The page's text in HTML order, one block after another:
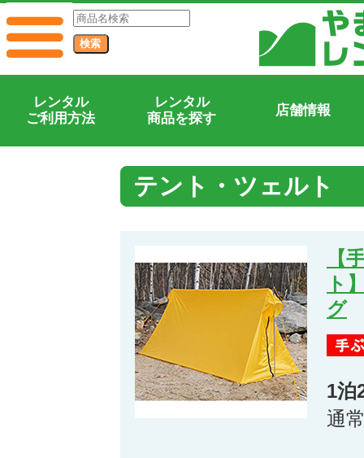
レンタル
ご利用方法
レンタル
商品を探す
店舗情報
テント・ツェルト
【
ト
グ
1泊
通